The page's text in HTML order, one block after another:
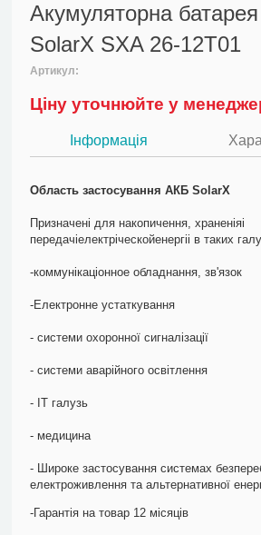
Акумуляторна батарея
SolarX SXA 26-12T01
Артикул:
Ціну уточнюйте у
Інформація
Область застосування АКБ SolarX
Призначені для накопичення, храненіяі
передачіелектріческойенергіі в таких
-коммунікаціонное обладнання, зв'язок
-Електронне устаткування
- системи охоронної сигналізації
- системи аварійного освітлення
- ІТ галузь
- медицина
- Широке застосування системах
електроживлення та альтернативної
-Гарантія на товар 12 місяців